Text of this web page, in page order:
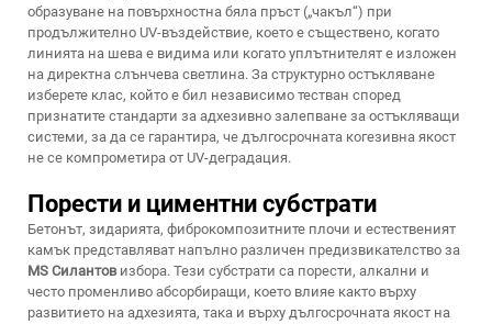
образуване на повърхностна бяла пръст („чакъл“) при
продължително UV-въздействие, което е съществено, когато
линията на шева е видима или когато уплътнителят е изложен
на директна слънчева светлина. За структурно остъкляване
изберете клас, който е бил независимо тестван според
признатите стандарти за адхезивно залепване за остъкляващи
системи, за да се гарантира, че дългосрочната когезивна якост
не се компрометира от UV-деградация.
Порести и циментни субстрати
Бетонът, зидарията, фиброкомпозитните плочи и естественият
камък представляват напълно различен предизвикателство за
MS Силантов избора. Тези субстрати са порести, алкални и
често променливо абсорбиращи, което влияе както върху
развитието на адхезията, така и върху дългосрочната якост на